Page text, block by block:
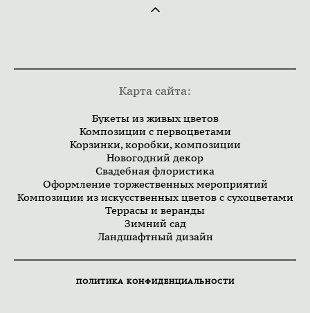
Карта сайта:
Букеты из живых цветов
Композиции с первоцветами
Корзинки, коробки, композиции
Новогодний декор
Свадебная флористика
Оформление торжественных мероприятий
Композиции из искусственных цветов с сухоцветами
Террасы и веранды
Зимний сад
Ландшафтный дизайн
ПОЛИТИКА КОНФИДЕНЦИАЛЬНОСТИ